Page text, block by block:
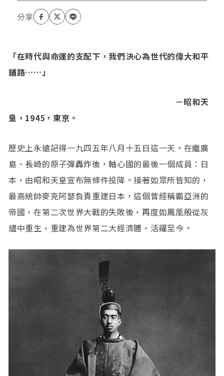
「在時代與命運的支配下，我們決心為世代的偉大和平
鋪路……」
－昭和天
皇，1945，東京。
歷史上永遠記得一九四五年八月十五日這一天。在繼廣
島、長崎的原子彈轟炸後，軸心國的最後一個成員：日
本，由昭和天皇宣布無條件投降。接著如眾所皆知的，
最高統帥麥克阿瑟負責重建日本，這個曾經稱霸亞洲的
帝國，在第二次世界大戰的失敗後，再度如鳳凰般從灰
燼中重生，重建為世界第二大經濟體，活躍至今。